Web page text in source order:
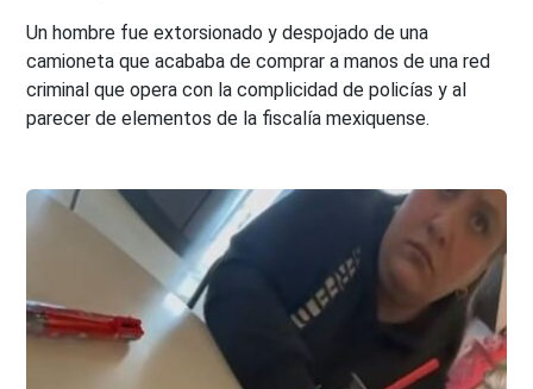
Un hombre fue extorsionado y despojado de una
camioneta que acababa de comprar a manos de una red
criminal que opera con la complicidad de policías y al
parecer de elementos de la fiscalía mexiquense.